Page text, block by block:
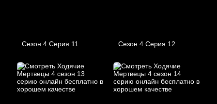
Сезон 4 Серия 11 Сезон 4 Серия 12